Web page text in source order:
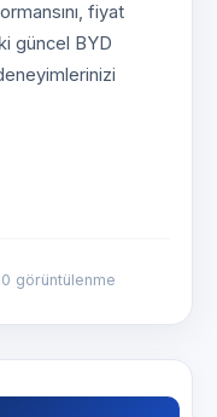
fiyat
güncel BYD
görüntülenme